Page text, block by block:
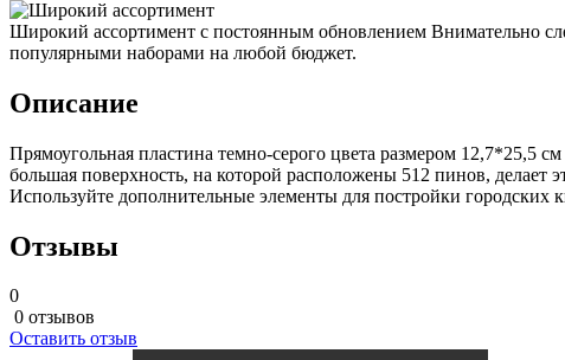
Широкий ассортимент с постоянным обновлением Внимательно
популярными наборами на любой бюджет.
Описание
Прямоугольная пластина темно-серого цвета размером 12,7*25,5
большая поверхность, на которой расположены 512 пинов, делает
Используйте дополнительные элементы для постройки
Отзывы
0
0 отзывов
Оставить отзыв